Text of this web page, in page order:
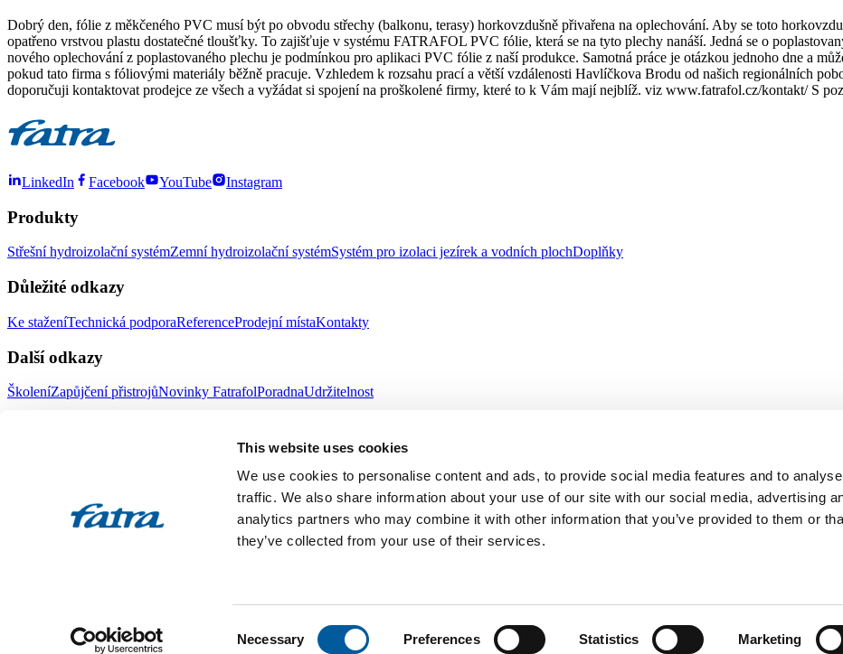
This website uses cookies
We use cookies to personalise content and ads, to provide social media features and to
traffic. We also share information about your use of our site with our social media, advertising
analytics partners who may combine it with other information that you’ve provided to them or
they’ve collected from your use of their services.
Necessary Preferences Statistics Marketing
Dobrý den, fólie z měkčeného PVC musí být po obvodu střechy (balkonu, terasy) horkovzdušně přivařena na oplechování. Aby se toto
opatřeno vrstvou plastu dostatečné tloušťky. To zajišťuje v systému FATRAFOL PVC fólie, která se na tyto plechy nanáší. Jedná se o
nového oplechování z poplastovaného plechu je podmínkou pro aplikaci PVC fólie z naší produkce. Samotná práce je otázkou jednoho dne a
pokud tato firma s fóliovými materiály běžně pracuje. Vzhledem k rozsahu prací a větší vzdálenosti Havlíčkova Brodu od našich regionálních
doporučuji kontaktovat prodejce ze všech a vyžádat si spojení na proškolené firmy, které to k Vám mají nejblíž. viz www.fatrafol.cz/kontakt/ S
LinkedIn Facebook YouTube Instagram
Produkty
Střešní hydroizolační systémZemní hydroizolační systémSystém pro izolaci jezírek a vodních plochDoplňky
Důležité odkazy
Ke staženíTechnická podporaReferenceProdejní místaKontakty
Další odkazy
ŠkoleníZapůjčení přistrojůNovinky FatrafolPoradnaUdržitelnost
Volné pozice Ochrana oznamovatelů
vložka 4598. Společnost Fatra, a.s., je členem koncernu AGROFERT řízeného společností AGROFERT, a.s., IČO 26185610, se sídlem na